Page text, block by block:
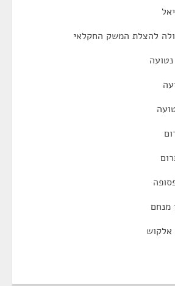
להצלת המשק החקלאי
מנחם